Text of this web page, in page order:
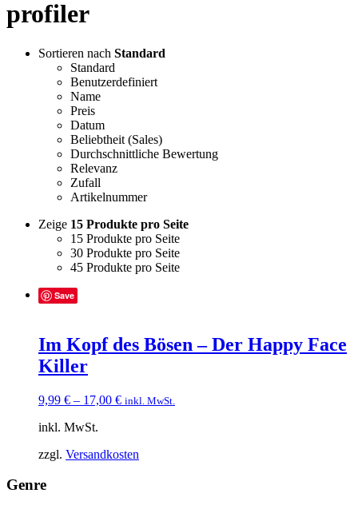
profiler
Sortieren nach Standard
Standard
Benutzerdefiniert
Name
Preis
Datum
Beliebtheit (Sales)
Durchschnittliche Bewertung
Relevanz
Zufall
Artikelnummer
Zeige 15 Produkte pro Seite
15 Produkte pro Seite
30 Produkte pro Seite
45 Produkte pro Seite
Save
Im Kopf des Bösen – Der Happy Face
Killer
9,99 € – 17,00 € inkl. MwSt.
inkl. MwSt.
zzgl. Versandkosten
Genre